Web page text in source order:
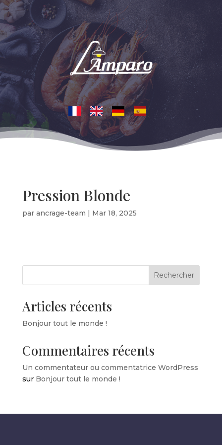
Pression Blonde
par ancrage-team | Mar 18, 2025
Rechercher
Articles récents
Bonjour tout le monde !
Commentaires récents
Un commentateur ou commentatrice WordPress
sur Bonjour tout le monde !